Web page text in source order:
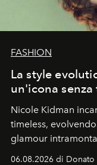
FASHION
La style
un'icona
Nicole Kidman
timeless,
glamour
Italia la sua style
06.08.2026 di